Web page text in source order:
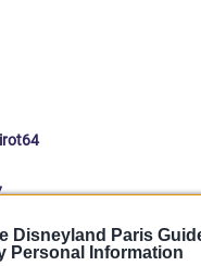
Disneyland Paris
Personal Information